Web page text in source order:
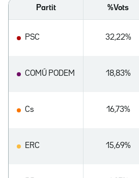
Partit %Vots
PSC 32,22%
COMÚ PODEM 18,83%
Cs 16,73%
ERC 15,69%